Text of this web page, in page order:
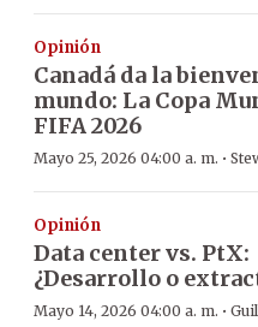
Opinión
Canadá da la
mundo: La Copa
FIFA 2026
Mayo 25, 2026 04:00 a. m. ·
Opinión
Data center vs. PtX:
¿Desarrollo o
Mayo 14, 2026 04:00 a. m. ·